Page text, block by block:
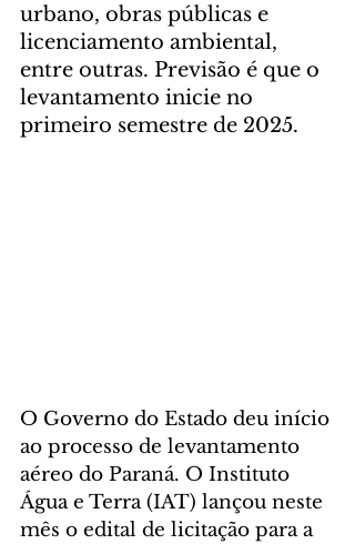
urbano, obras públicas e
licenciamento ambiental,
entre outras. Previsão é que o
levantamento inicie no
primeiro semestre de 2025.
O Governo do Estado deu início
ao processo de levantamento
aéreo do Paraná. O Instituto
Água e Terra (IAT) lançou neste
mês o edital de licitação para a